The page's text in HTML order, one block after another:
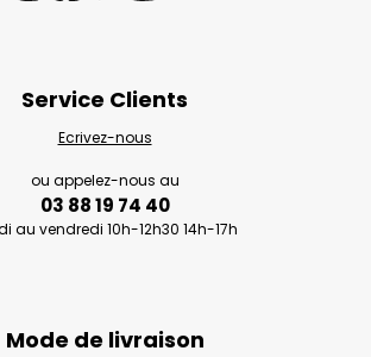
Mode de livraison
Service Clients
Ecrivez-nous
ou appelez-nous au
03 88 19 74 40
au vendredi 10h-12h30 14h-17h